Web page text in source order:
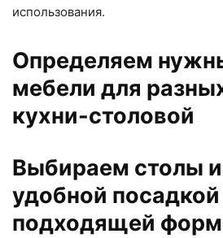
использования.
Определяем
мебели для
кухни-столовой
Выбираем столы и
удобной посадкой
подходящей